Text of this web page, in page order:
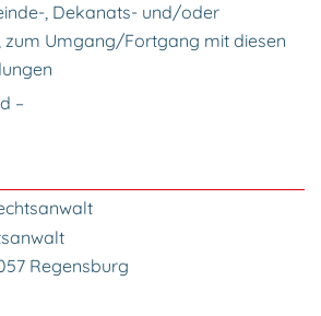
, Dekanats- und/oder
zum Umgang/Fortgang mit diesen
–
Regensburg